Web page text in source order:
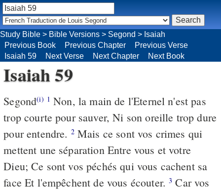
Study Bible > Bible Versions > Segond > Isaiah
Previous Book
Previous Chapter
Previous Verse
Isaiah 59
Next Verse Next Chapter Next Book
Isaiah 59
Segond(i) 1 Non, la main de l'Eternel n'est pas
trop courte pour sauver, Ni son oreille trop dure
pour entendre. 2Mais ce sont vos crimes qui
mettent une séparation Entre vous et votre
Dieu; Ce sont vos péchés qui vous cachent sa
face Et l'empêchent de vous écouter.3 Car vos